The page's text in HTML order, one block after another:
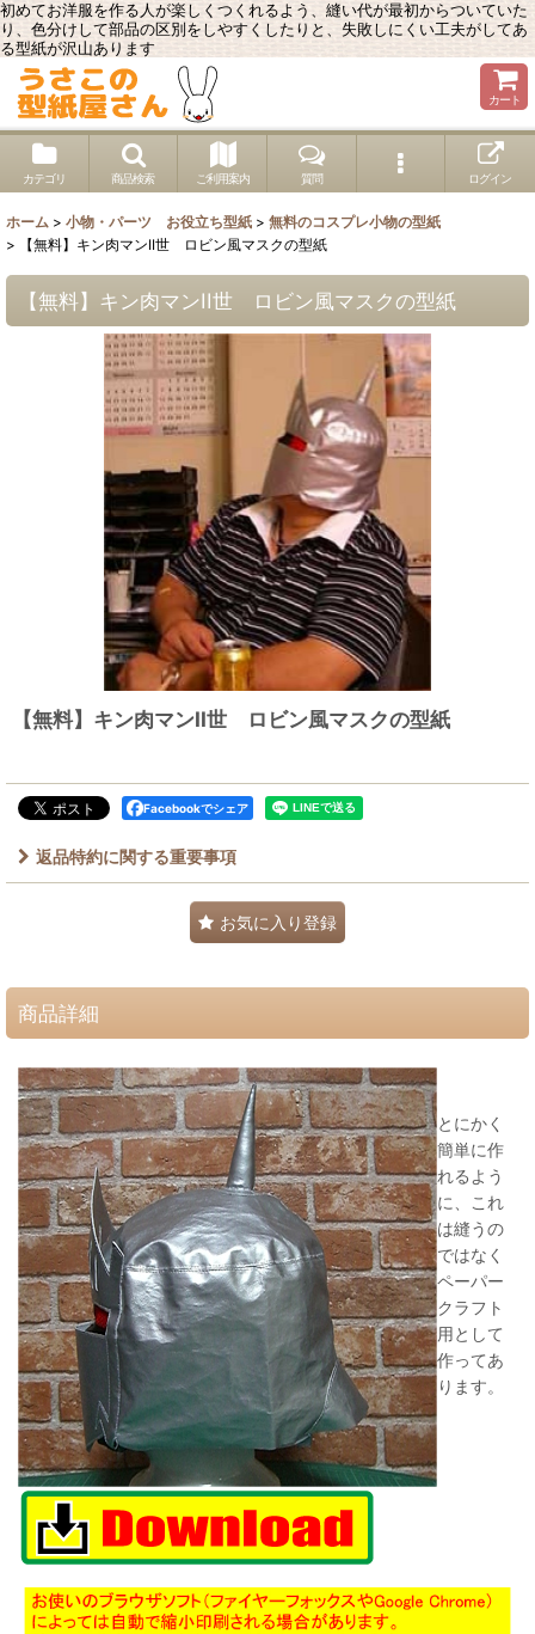
初めてお洋服を作る人が楽しくつくれるよう、縫い代が最初からついていた
り、色分けして部品の区別をしやすくしたりと、失敗しにくい工夫がしてあ
る型紙が沢山あります
カート
カテゴリ 商品検索 ご利用案内 質問 ログイン
ホーム > 小物・パーツ お役立ち型紙 > 無料のコスプレ小物の型紙
>
【無料】キン肉マンII世 ロビン風マスクの型紙
【無料】キン肉マンII世 ロビン風マスクの型紙
【無料】キン肉マンII世 ロビン風マスクの型紙
Facebookでシェア
返品特約に関する重要事項
お気に入り登録
商品詳細
とにかく
簡単に作
れるよう
に、これ
は縫うの
ではなく
ペーパー
クラフト
用として
作ってあ
ります。